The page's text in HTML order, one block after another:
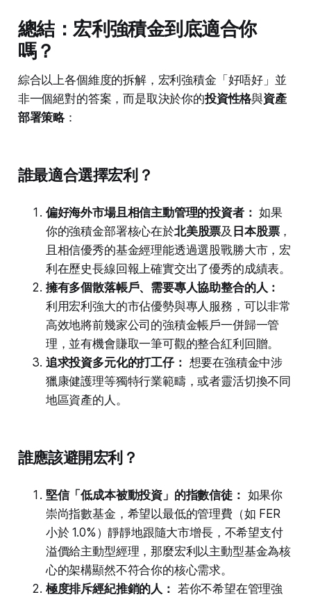
總結：宏利強積金到底適合你
嗎？
綜合以上各個維度的拆解，宏利強積金「好唔好」並
非一個絕對的答案，而是取決於你的投資性格與資產
部署策略：
誰最適合選擇宏利？
偏好海外市場且相信主動管理的投資者： 如果
你的強積金部署核心在於北美股票及 日本股票，
且相信優秀的基金經理能透過選股戰勝大市，宏
利在歷史長線回報上確實交出了優秀的成績表。
擁有多個散落帳戶、需要專人協助整合的人：
利用宏利強大的市佔優勢與專人服務，可以非常
高效地將前幾家公司的強積金帳戶一併歸一管
理，並有機會賺取一筆可觀的整合紅利回贈。
追求投資多元化的打工仔： 想要在強積金中涉
獵康健護理等獨特行業範疇，或者靈活切換不同
地區資產的人。
誰應該避開宏利？
堅信「低成本被動投資」的指數信徒： 如果你
崇尚指數基金，希望以最低的管理費（如 FER
小於 1.0%）靜靜地跟隨大市增長，不希望支付
溢價給主動型經理，那麼宏利以主動型基金為核
心的架構顯然不符合你的核心需求。
極度排斥經紀推銷的人： 若你不希望在管理強